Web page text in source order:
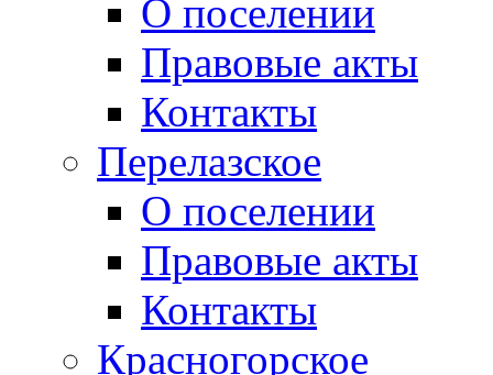
О поселении
Правовые акты
Контакты
Перелазское
О поселении
Правовые акты
Контакты
Красногорское